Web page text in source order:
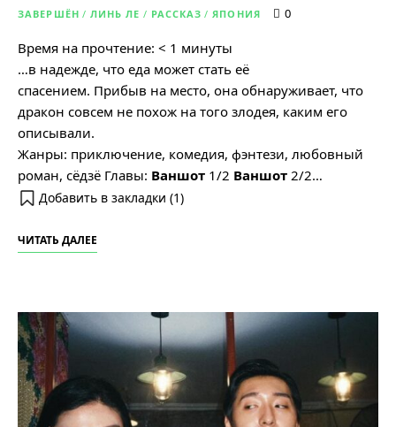
ЗАВЕРШЁН / ЛИНЬ ЛЕ / РАССКАЗ / ЯПОНИЯ 0
Время на прочтение: < 1 минуты
…в надежде, что еда может стать её
спасением. Прибыв на место, она обнаруживает, что
дракон совсем не похож на того злодея, каким его
описывали.
Жанры: приключение, комедия, фэнтези, любовный
роман, сёдзё Главы: Ваншот 1/2 Ваншот 2/2…
Добавить в закладки (1)
ЧИТАТЬ ДАЛЕЕ